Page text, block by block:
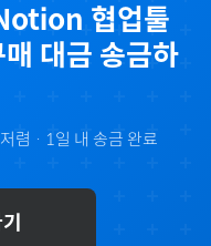
협업툴
매 대금 송금하
렴 · 1일 내 송금 완료